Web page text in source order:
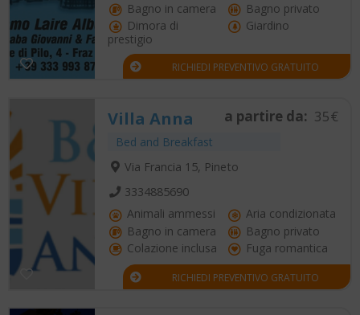
Bagno in camera
Bagno privato
Dimora di
prestigio
Giardino
RICHIEDI PREVENTIVO GRATUITO
Villa Anna
Bed and Breakfast
a partire da: 35€
Via Francia 15, Pineto
3334885690
Animali ammessi
Aria condizionata
Bagno in camera
Bagno privato
Colazione inclusa
Fuga romantica
RICHIEDI PREVENTIVO GRATUITO